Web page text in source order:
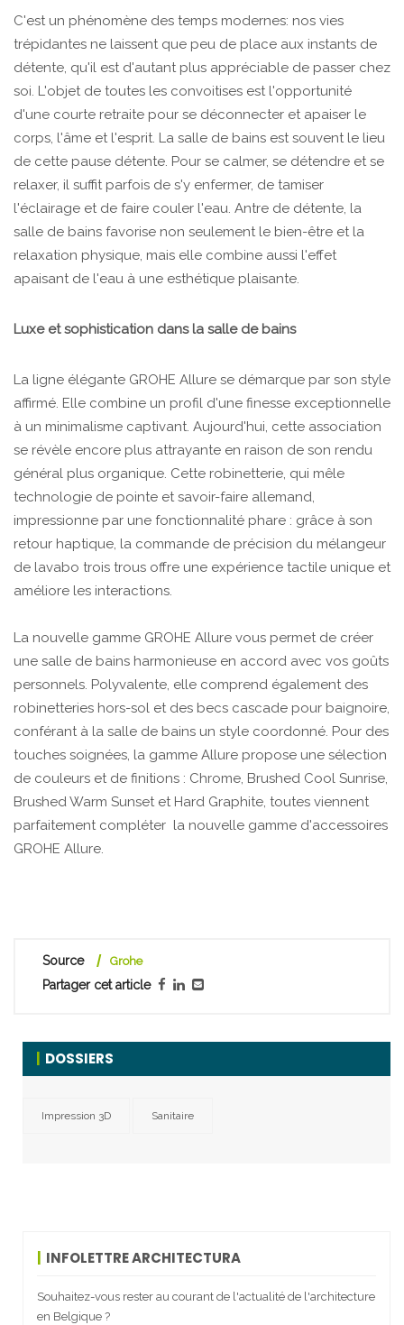
C'est un phénomène des temps modernes: nos vies
trépidantes ne laissent que peu de place aux instants de
détente, qu'il est d'autant plus appréciable de passer chez
soi. L'objet de toutes les convoitises est l'opportunité
d'une courte retraite pour se déconnecter et apaiser le
corps, l'âme et l'esprit. La salle de bains est souvent le lieu
de cette pause détente. Pour se calmer, se détendre et se
relaxer, il suffit parfois de s'y enfermer, de tamiser
l'éclairage et de faire couler l'eau. Antre de détente, la
salle de bains favorise non seulement le bien-être et la
relaxation physique, mais elle combine aussi l'effet
apaisant de l'eau à une esthétique plaisante.
Luxe et sophistication dans la salle de bains
La ligne élégante GROHE Allure se démarque par son style
affirmé. Elle combine un profil d'une finesse exceptionnelle
à un minimalisme captivant. Aujourd'hui, cette association
se révèle encore plus attrayante en raison de son rendu
général plus organique. Cette robinetterie, qui mêle
technologie de pointe et savoir-faire allemand,
impressionne par une fonctionnalité phare : grâce à son
retour haptique, la commande de précision du mélangeur
de lavabo trois trous offre une expérience tactile unique et
améliore les interactions.
La nouvelle gamme GROHE Allure vous permet de créer
une salle de bains harmonieuse en accord avec vos goûts
personnels. Polyvalente, elle comprend également des
robinetteries hors-sol et des becs cascade pour baignoire,
conférant à la salle de bains un style coordonné. Pour des
touches soignées, la gamme Allure propose une sélection
de couleurs et de finitions : Chrome, Brushed Cool Sunrise,
Brushed Warm Sunset et Hard Graphite, toutes viennent
parfaitement compléter la nouvelle gamme d'accessoires
GROHE Allure.
Source Grohe
Partager cet article
DOSSIERS
Impression 3D Sanitaire
INFOLETTRE ARCHITECTURA
Souhaitez-vous rester au courant de l'actualité de l'architecture
en Belgique ?